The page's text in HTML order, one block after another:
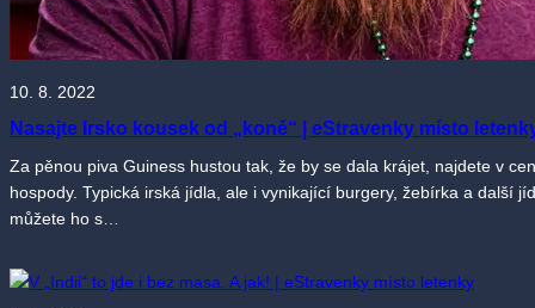
10. 8. 2022
Nasajte Irsko kousek od „koně“ | eStravenky místo
Za pěnou piva Guiness hustou tak, že by se dala krájet, najdete v
hospody. Typická irská jídla, ale i vynikající burgery, žebírka a další
můžete ho s…